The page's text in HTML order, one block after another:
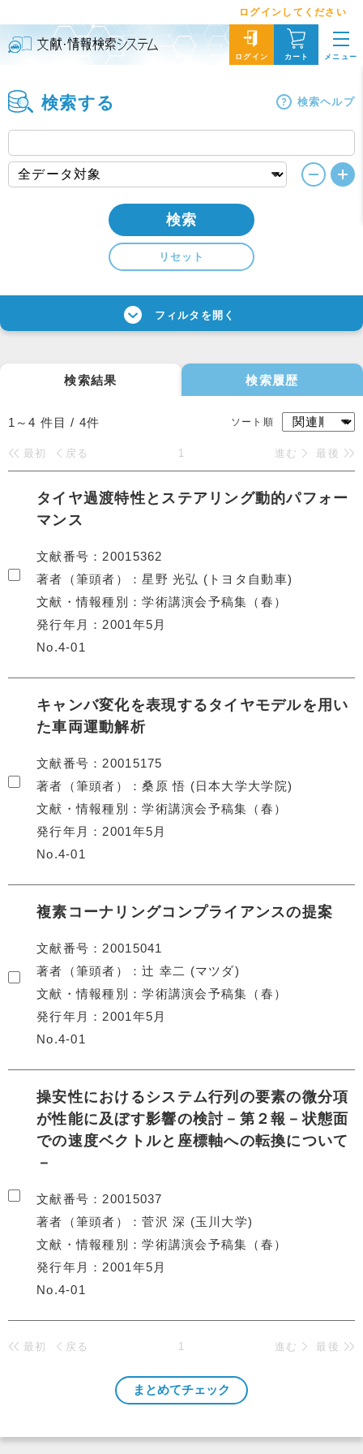
ログインしてください
ログイン カート メニュー
検索する 検索ヘルプ
検索
リセット
フィルタを開く
検索結果 検索履歴
1～4 件目 / 4件 ソート順
最初 戻る 1 進む 最後
タイヤ過渡特性とステアリング動的パフォー
マンス
文献番号
20015362
著者（筆頭者）
星野 光弘 (トヨタ自動車)
文献・情報種別
学術講演会予稿集（春）
発行年月
2001年5月
No.4-01
キャンバ変化を表現するタイヤモデルを用い
た車両運動解析
文献番号
20015175
著者（筆頭者）
桑原 悟 (日本大学大学院)
文献・情報種別
学術講演会予稿集（春）
発行年月
2001年5月
No.4-01
複素コーナリングコンプライアンスの提案
文献番号
20015041
著者（筆頭者）
辻 幸二 (マツダ)
文献・情報種別
学術講演会予稿集（春）
発行年月
2001年5月
No.4-01
操安性におけるシステム行列の要素の微分項
が性能に及ぼす影響の検討－第２報－状態面
での速度ベクトルと座標軸への転換について
－
文献番号
20015037
著者（筆頭者）
菅沢 深 (玉川大学)
文献・情報種別
学術講演会予稿集（春）
発行年月
2001年5月
No.4-01
最初 戻る 1 進む 最後